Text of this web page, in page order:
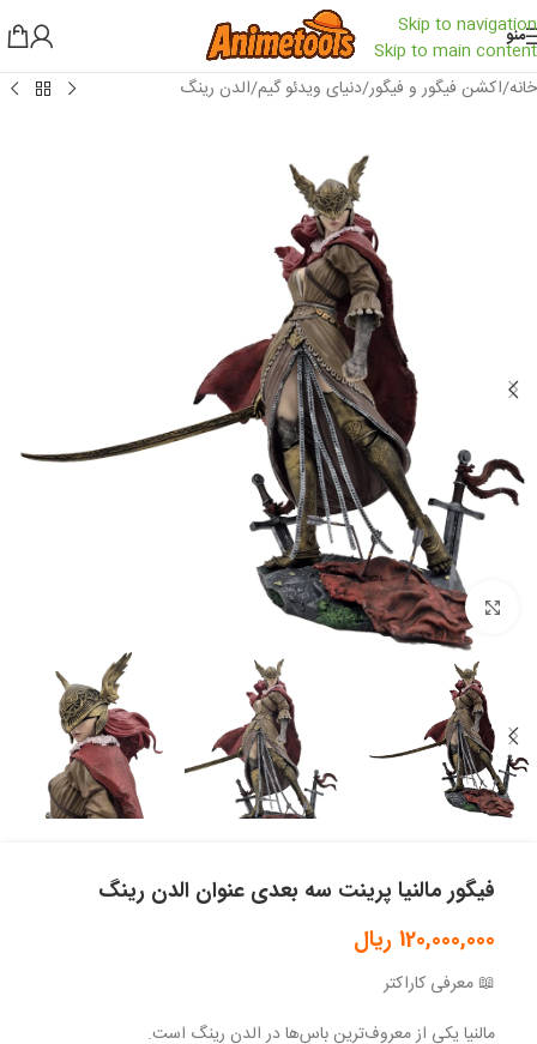
Skip to navigation
Skip to main content
منو
خانه/اکشن فیگور و فیگور/دنیای ویدئو گیم/الدن رینگ
بزرگنمایی تصویر
فیگور مالنیا پرینت سه بعدی عنوان الدن رینگ
120,000,000 ریال
📖 معرفی کاراکتر
مالنیا یکی از معروف‌ترین باس‌ها در الدن رینگ است.